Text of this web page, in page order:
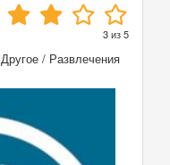
3из5
Другое / Развлечения